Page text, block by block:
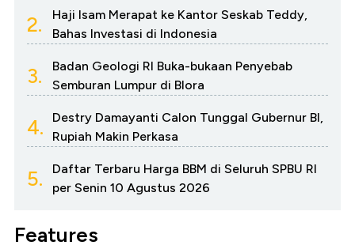
2.
Haji Isam Merapat ke Kantor Seskab Teddy,
Bahas Investasi di Indonesia
3.
Badan Geologi RI Buka-bukaan Penyebab
Semburan Lumpur di Blora
4.
Destry Damayanti Calon Tunggal Gubernur BI,
Rupiah Makin Perkasa
5.
Daftar Terbaru Harga BBM di Seluruh SPBU RI
per Senin 10 Agustus 2026
Features